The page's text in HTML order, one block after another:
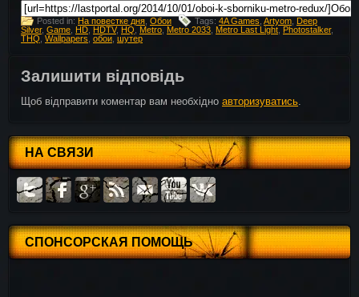
Posted in: На повестке дня Обои Tags: 4A Games Artyom
Deep
Silver, Game HD HDTV, HQ Metro Metro 2033 Metro Last Light Photostalker,
THQ Wallpapers обои шутер
Залишити відповідь
Щоб відправити коментар вам необхідно авторизуватись.
НА СВЯЗИ
СПОНСОРСКАЯ ПОМОЩЬ